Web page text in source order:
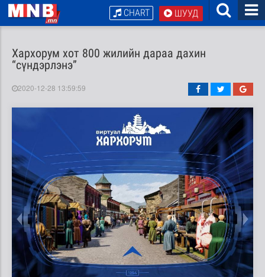
ШУУД
CHART
Хархорум хот 800 жилийн дараа дахин
“сүндэрлэнэ”
2020-12-28 13:59:59